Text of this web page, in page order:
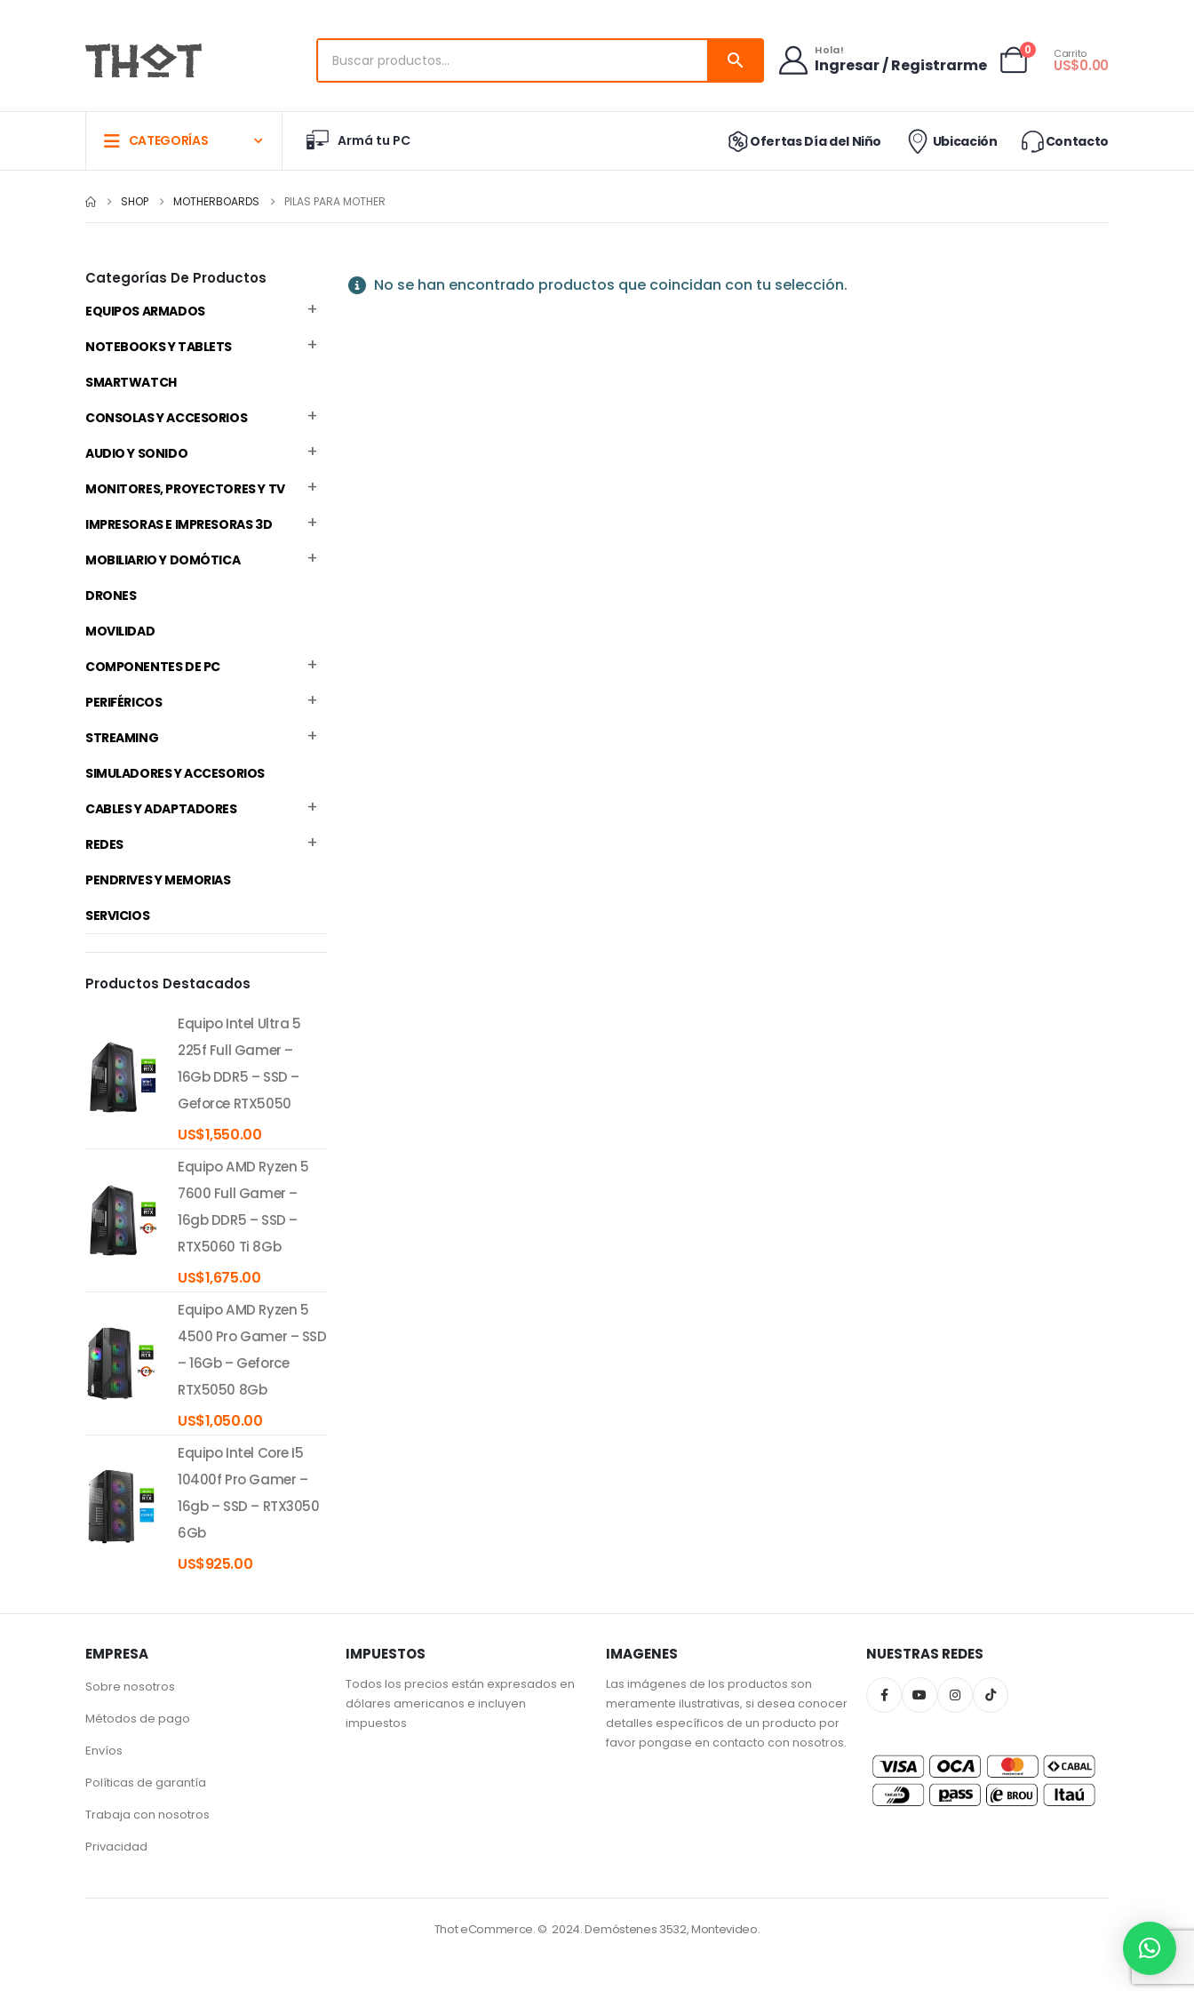
Hola!
Ingresar / Registrarme
0 Carrito
US$0.00
CATEGORÍAS Armá tu PC Ofertas Día del Niño Ubicación Contacto
SHOP MOTHERBOARDS PILAS PARA MOTHER
No se han encontrado productos que coincidan con tu selección.
Categorías De Productos
EQUIPOS ARMADOS
NOTEBOOKS Y TABLETS
SMARTWATCH
CONSOLAS Y ACCESORIOS
AUDIO Y SONIDO
MONITORES, PROYECTORES Y TV
IMPRESORAS E IMPRESORAS 3D
MOBILIARIO Y DOMÓTICA
DRONES
MOVILIDAD
COMPONENTES DE PC
PERIFÉRICOS
STREAMING
SIMULADORES Y ACCESORIOS
CABLES Y ADAPTADORES
REDES
PENDRIVES Y MEMORIAS
SERVICIOS
Productos Destacados
Equipo Intel Ultra 5
225f Full Gamer –
16Gb DDR5 – SSD –
Geforce RTX5050
US$1,550.00
Equipo AMD Ryzen 5
7600 Full Gamer –
16gb DDR5 – SSD –
RTX5060 Ti 8Gb
US$1,675.00
Equipo AMD Ryzen 5
4500 Pro Gamer – SSD
– 16Gb – Geforce
RTX5050 8Gb
US$1,050.00
Equipo Intel Core I5
10400f Pro Gamer –
16gb – SSD – RTX3050
6Gb
US$925.00
EMPRESA
Sobre nosotros
Métodos de pago
Envíos
Políticas de garantía
Trabaja con nosotros
Privacidad
IMPUESTOS
Todos los precios están expresados en
dólares americanos e incluyen
impuestos
IMAGENES
Las imágenes de los productos son
meramente ilustrativas, si desea conocer
detalles específicos de un producto por
favor pongase en contacto con nosotros.
NUESTRAS REDES
Thot eCommerce. © 2024.Demóstenes 3532, Montevideo.